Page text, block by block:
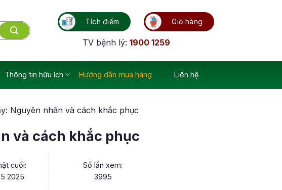
Tích điểm Giỏ hàng
TV bệnh lý: 1900 1259
Thông tin hữu ích Hướng dẫn mua hàng Liên hệ
Nguyên nhân và cách khắc phục
và cách khắc phục
cuối:
2025
Số lần xem:
3995